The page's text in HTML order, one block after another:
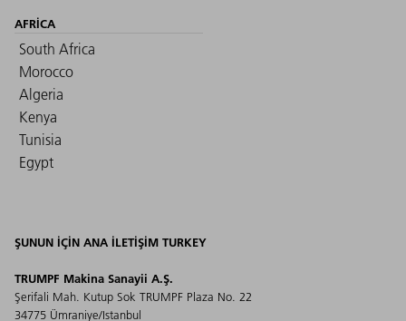
AFRICA
South Africa
Morocco
Algeria
Kenya
Tunisia
Egypt
ŞUNUN IÇIN ANA ILETIŞIM TURKEY
TRUMPF Makina Sanayii A.Ş.
Şerifali Mah. Kutup Sok TRUMPF Plaza No. 22
34775 Ümraniye/Istanbul